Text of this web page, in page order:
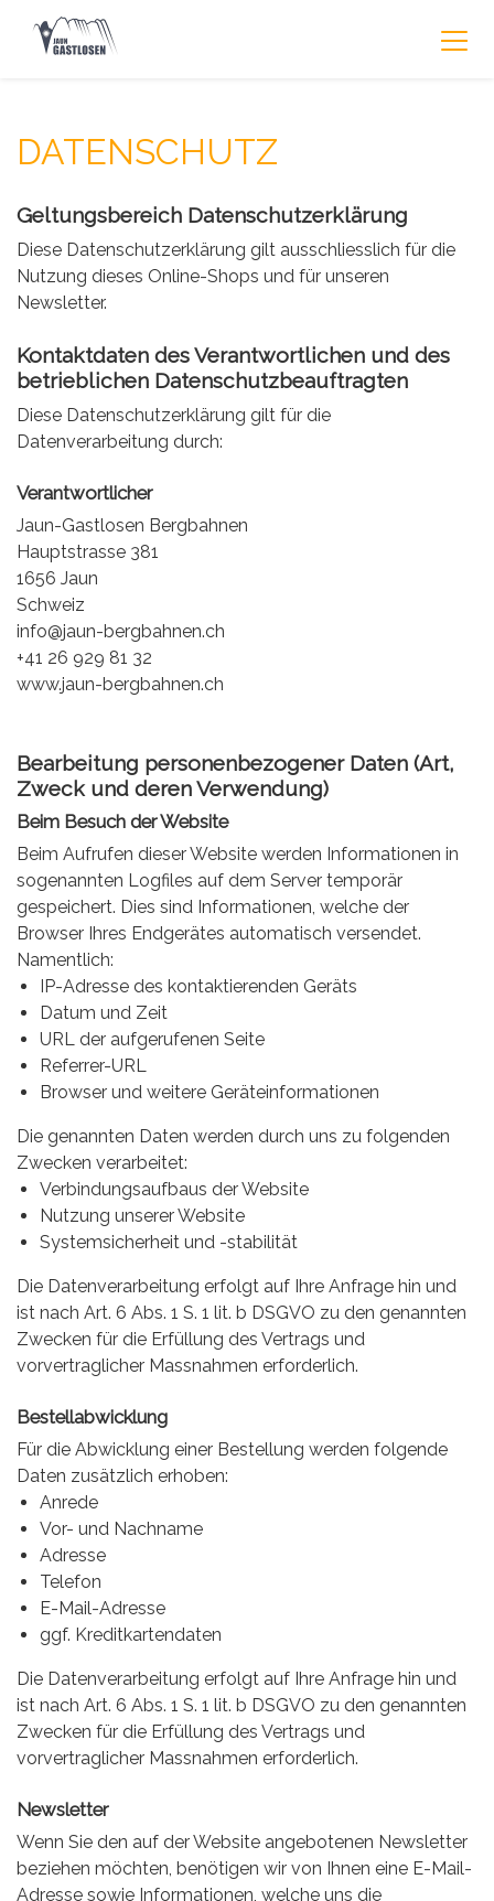
DATENSCHUTZ
Geltungsbereich Datenschutzerklärung
Diese Datenschutzerklärung gilt ausschliesslich für die
Nutzung dieses Online-Shops und für unseren
Newsletter.
Kontaktdaten des Verantwortlichen und des
betrieblichen Datenschutzbeauftragten
Diese Datenschutzerklärung gilt für die
Datenverarbeitung durch:
Verantwortlicher
Jaun-Gastlosen Bergbahnen
Hauptstrasse 381
1656 Jaun
Schweiz
info@jaun-bergbahnen.ch
+41 26 929 81 32
www.jaun-bergbahnen.ch
Bearbeitung personenbezogener Daten (Art,
Zweck und deren Verwendung)
Beim Besuch der Website
Beim Aufrufen dieser Website werden Informationen in
sogenannten Logfiles auf dem Server temporär
gespeichert. Dies sind Informationen, welche der
Browser Ihres Endgerätes automatisch versendet.
Namentlich:
IP-Adresse des kontaktierenden Geräts
Datum und Zeit
URL der aufgerufenen Seite
Referrer-URL
Browser und weitere Geräteinformationen
Die genannten Daten werden durch uns zu folgenden
Zwecken verarbeitet:
Verbindungsaufbaus der Website
Nutzung unserer Website
Systemsicherheit und -stabilität
Die Datenverarbeitung erfolgt auf Ihre Anfrage hin und
ist nach Art. 6 Abs. 1 S. 1 lit. b DSGVO zu den genannten
Zwecken für die Erfüllung des Vertrags und
vorvertraglicher Massnahmen erforderlich.
Bestellabwicklung
Für die Abwicklung einer Bestellung werden folgende
Daten zusätzlich erhoben:
Anrede
Vor- und Nachname
Adresse
Telefon
E-Mail-Adresse
ggf. Kreditkartendaten
Die Datenverarbeitung erfolgt auf Ihre Anfrage hin und
ist nach Art. 6 Abs. 1 S. 1 lit. b DSGVO zu den genannten
Zwecken für die Erfüllung des Vertrags und
vorvertraglicher Massnahmen erforderlich.
Newsletter
Wenn Sie den auf der Website angebotenen Newsletter
beziehen möchten, benötigen wir von Ihnen eine E-Mail-
Adresse sowie Informationen, welche uns die